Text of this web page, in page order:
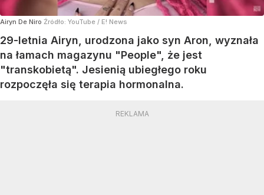
Airyn De Niro Źródło: YouTube / E! News
29-letnia Airyn, urodzona jako syn Aron, wyznała
na łamach magazynu "People", że jest
"transkobietą". Jesienią ubiegłego roku
rozpoczęła się terapia hormonalna.